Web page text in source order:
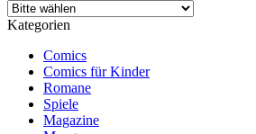
Kategorien
Comics
Comics für Kinder
Romane
Spiele
Magazine